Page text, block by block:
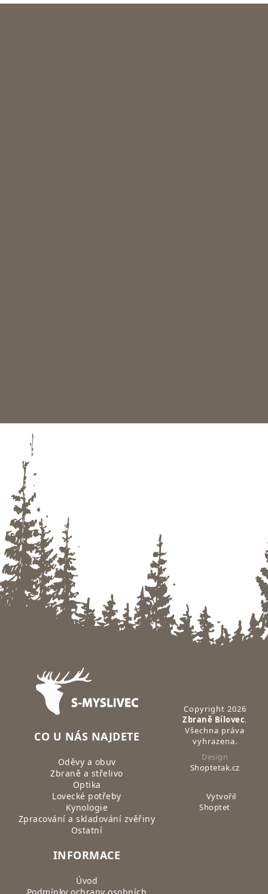
Zápatí
CO U NÁS NAJDETE
Oděvy a obuv
Zbraně a střelivo
Optika
Lovecké potřeby
Kynologie
Zpracování a skladování zvěřiny
Ostatní
INFORMACE
Úvod
Copyright 2026
Zbraně Bílovec.
Všechna práva
vyhrazena.
Design
Shoptetak.cz
Vytvořil
Shoptet